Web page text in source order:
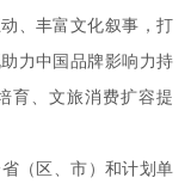
、丰富文化叙事，打
力中国品牌影响力持
育、文旅消费扩容提
（区、市）和计划单